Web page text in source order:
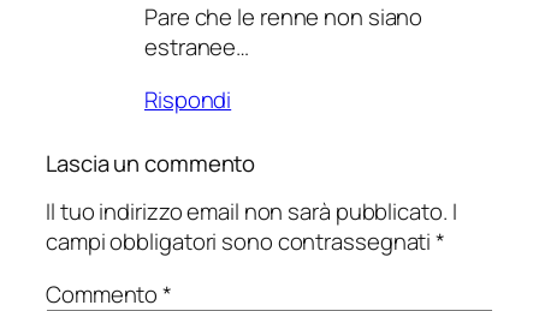
Pare che le renne non siano
estranee…
Rispondi
Lascia un commento
Il tuo indirizzo email non sarà pubblicato. I
campi obbligatori sono contrassegnati*
Commento*